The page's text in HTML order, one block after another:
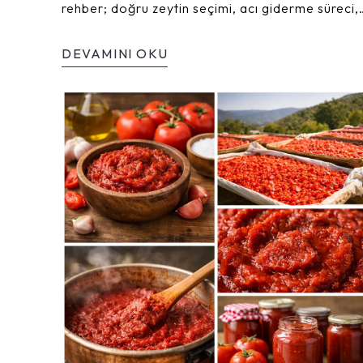
rehber; doğru zeytin seçimi, acı giderme süreci,
anlatır. Katkısız, doğal ve lezzetli ev yapımı siyah
zeytin hazırlamanın püf noktalarını keşfedin.
DEVAMINI OKU